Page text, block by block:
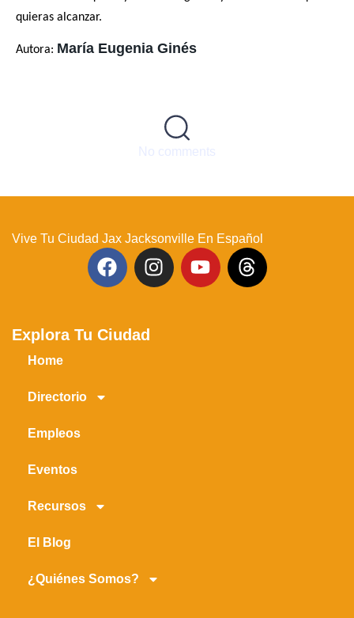
quieras alcanzar.
Autora: María Eugenia Ginés
No comments
Vive Tu Ciudad Jax Jacksonville En Español
Explora Tu Ciudad
Home
Directorio
Empleos
Eventos
Recursos
El Blog
¿Quiénes Somos?